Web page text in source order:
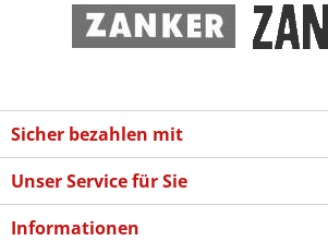
Sicher bezahlen mit
Unser Service für Sie
Informationen